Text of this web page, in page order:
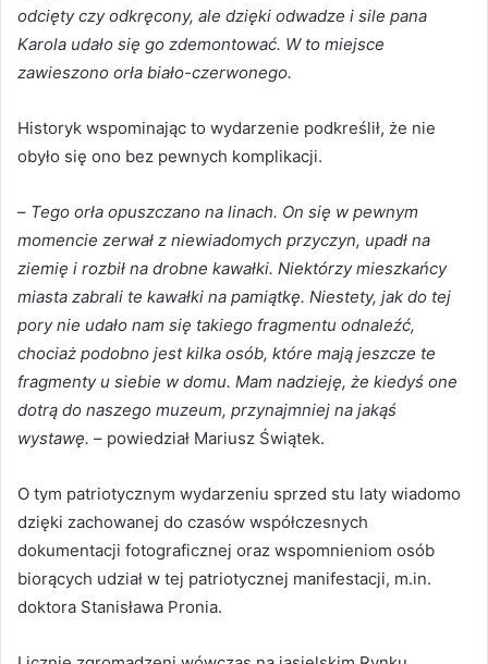
odcięty czy odkręcony, ale dzięki odwadze i sile pana
Karola udało się go zdemontować. W to miejsce
zawieszono orła biało-czerwonego.
Historyk wspominając to wydarzenie podkreślił, że nie
obyło się ono bez pewnych komplikacji.
– Tego orła opuszczano na linach. On się w pewnym
momencie zerwał z niewiadomych przyczyn, upadł na
ziemię i rozbił na drobne kawałki. Niektórzy mieszkańcy
miasta zabrali te kawałki na pamiątkę. Niestety, jak do tej
pory nie udało nam się takiego fragmentu odnaleźć,
chociaż podobno jest kilka osób, które mają jeszcze te
fragmenty u siebie w domu. Mam nadzieję, że kiedyś one
dotrą do naszego muzeum, przynajmniej na jakąś
wystawę. – powiedział Mariusz Świątek.
O tym patriotycznym wydarzeniu sprzed stu laty wiadomo
dzięki zachowanej do czasów współczesnych
dokumentacji fotograficznej oraz wspomnieniom osób
biorących udział w tej patriotycznej manifestacji, m.in.
doktora Stanisława Pronia.